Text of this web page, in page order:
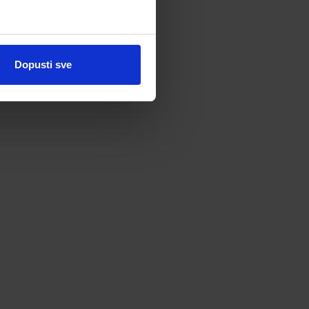
Dopusti sve